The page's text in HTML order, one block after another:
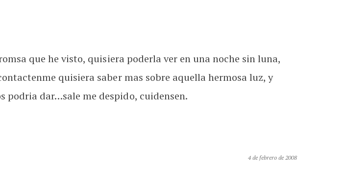
que he visto, quisiera poderla ver en una noche sin luna,
quisiera saber mas sobre aquella hermosa luz, y
podria dar…sale me despido, cuidensen.
4 de febrero de 2008